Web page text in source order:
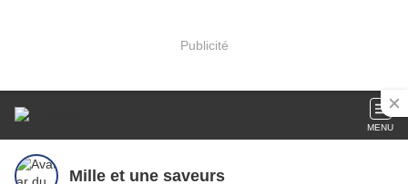
Publicité
MENU
Mille et une saveurs